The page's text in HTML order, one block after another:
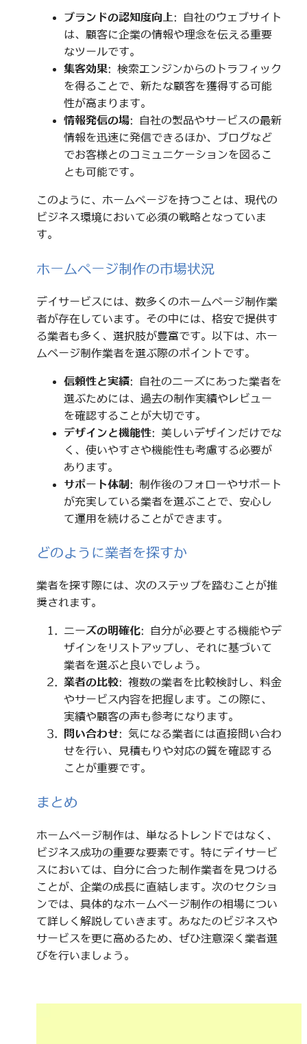
ブランドの認知度向上: 自社のウェブサイト
は、顧客に企業の情報や理念を伝える重要
なツールです。
集客効果: 検索エンジンからのトラフィック
を得ることで、新たな顧客を獲得する可能
性が高まります。
情報発信の場: 自社の製品やサービスの最新
情報を迅速に発信できるほか、ブログなど
でお客様とのコミュニケーションを図るこ
とも可能です。
このように、ホームページを持つことは、現代の
ビジネス環境において必須の戦略となっていま
す。
ホームページ制作の市場状況
デイサービスには、数多くのホームページ制作業
者が存在しています。その中には、格安で提供す
る業者も多く、選択肢が豊富です。以下は、ホー
ムページ制作業者を選ぶ際のポイントです。
信頼性と実績: 自社のニーズにあった業者を
選ぶためには、過去の制作実績やレビュー
を確認することが大切です。
デザインと機能性: 美しいデザインだけでな
く、使いやすさや機能性も考慮する必要が
あります。
サポート体制 : 制作後のフォローやサポート
が充実している業者を選ぶことで、安心し
て運用を続けることができます。
どのように業者を探すか
業者を探す際には、次のステップを踏むことが推
奨されます。
ニーズの明確化: 自分が必要とする機能やデ
ザインをリストアップし、それに基づいて
業者を選ぶと良いでしょう。
業者の比較: 複数の業者を比較検討し、料金
やサービス内容を把握します。この際に、
実績や顧客の声も参考になります。
問い合わせ: 気になる業者には直接問い合わ
せを行い、見積もりや対応の質を確認する
ことが重要です。
まとめ
ホームページ制作は、単なるトレンドではなく、
ビジネス成功の重要な要素です。特にデイサービ
スにおいては、自分に合った制作業者を見つける
ことが、企業の成長に直結します。次のセクショ
ンでは、具体的なホームページ制作の相場につい
て詳しく解説していきます。あなたのビジネスや
サービスを更に高めるため、ぜひ注意深く業者選
びを行いましょう。